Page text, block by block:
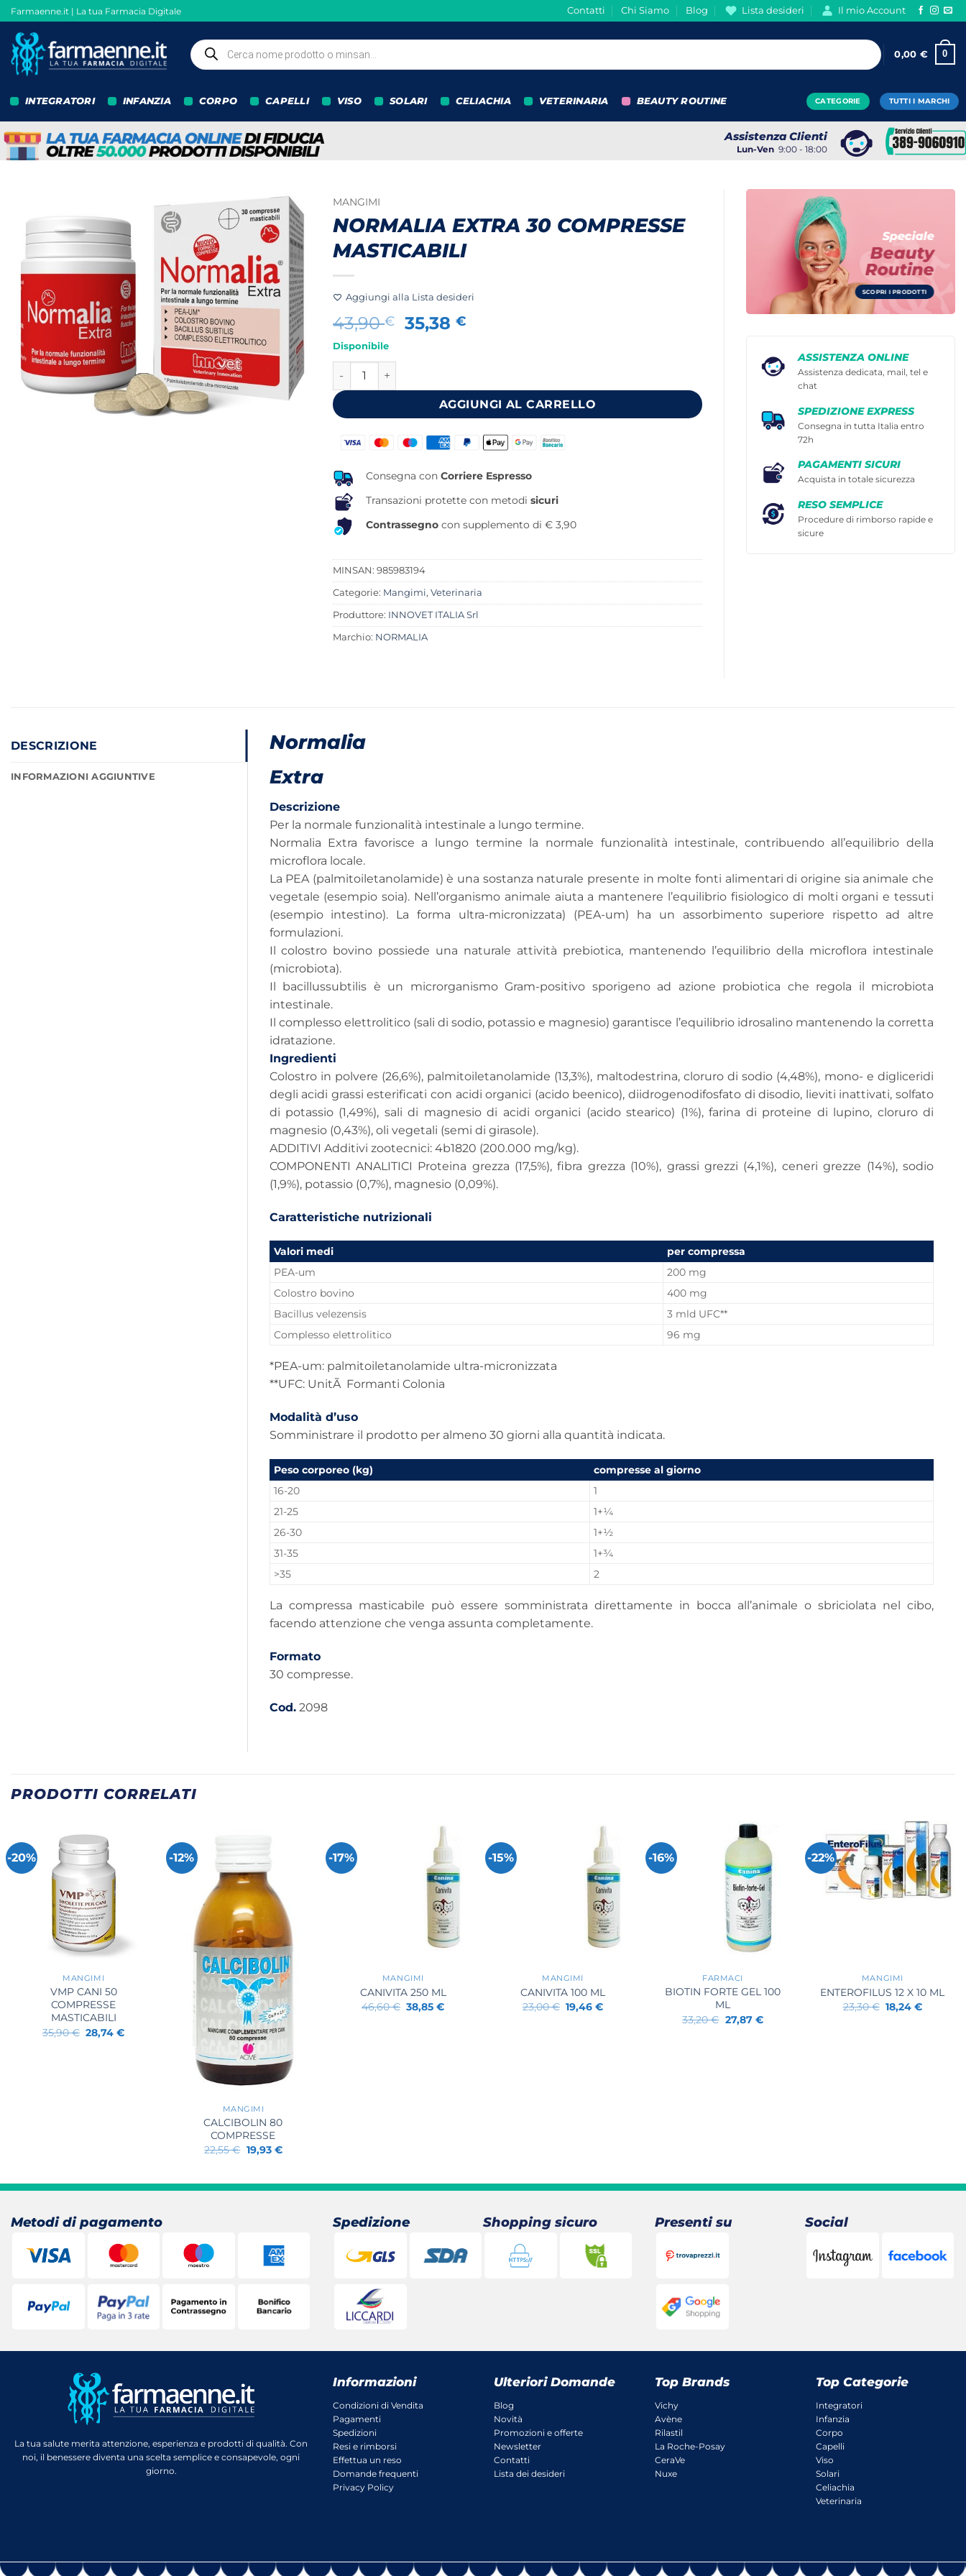
Salta
ai
contenuti
Farmaenne.it | La tua Farmacia Digitale Contatti Chi Siamo Blog Lista desideri Il mio Account
Ricerca
prodotti
0,00 € 0
INTEGRATORI INFANZIA CORPO CAPELLI VISO SOLARI CELIACHIA VETERINARIA BEAUTY ROUTINE CATEGORIE TUTTI I MARCHI
Assistenza Clienti
Lun-Ven 9:00 - 18:00
MANGIMI
NORMALIA EXTRA 30 COMPRESSE
MASTICABILI
Aggiungi alla Lista desideri
43,90€
Il
43,90 €.
35,38€
35,38 €.
Disponibile
NORMALIA EXTRA 30 COMPRESSE MASTICABILI quantità
AGGIUNGI AL CARRELLO
Consegna con Corriere Espresso
Transazioni protette con metodi sicuri
Contrassegno con supplemento di € 3,90
MINSAN: 985983194
Categorie: Mangimi, Veterinaria
Produttore: INNOVET ITALIA Srl
Marchio: NORMALIA
Speciale
Beauty
Routine
SCOPRI I PRODOTTI
ASSISTENZA ONLINE
Assistenza dedicata, mail, tel e
chat
SPEDIZIONE EXPRESS
Consegna in tutta Italia entro
72h
PAGAMENTI SICURI
Acquista in totale sicurezza
RESO SEMPLICE
Procedure di rimborso rapide e
sicure
DESCRIZIONE
INFORMAZIONI AGGIUNTIVE
Normalia
Extra
Descrizione
Per la normale funzionalità intestinale a lungo termine.
Normalia Extra favorisce a lungo termine la normale funzionalità intestinale, contribuendo all’equilibrio della
microflora locale.
La PEA (palmitoiletanolamide) è una sostanza naturale presente in molte fonti alimentari di origine sia animale che
vegetale (esempio soia). Nell’organismo animale aiuta a mantenere l’equilibrio fisiologico di molti organi e tessuti
(esempio intestino). La forma ultra-micronizzata) (PEA-um) ha un assorbimento superiore rispetto ad altre
formulazioni.
Il colostro bovino possiede una naturale attività prebiotica, mantenendo l’equilibrio della microflora intestinale
(microbiota).
Il bacillussubtilis è un microrganismo Gram-positivo sporigeno ad azione probiotica che regola il microbiota
intestinale.
Il complesso elettrolitico (sali di sodio, potassio e magnesio) garantisce l’equilibrio idrosalino mantenendo la corretta
idratazione.
Ingredienti
Colostro in polvere (26,6%), palmitoiletanolamide (13,3%), maltodestrina, cloruro di sodio (4,48%), mono- e digliceridi
degli acidi grassi esterificati con acidi organici (acido beenico), diidrogenodifosfato di disodio, lieviti inattivati, solfato
di potassio (1,49%), sali di magnesio di acidi organici (acido stearico) (1%), farina di proteine di lupino, cloruro di
magnesio (0,43%), oli vegetali (semi di girasole).
ADDITIVI Additivi zootecnici: 4b1820 (200.000 mg/kg).
COMPONENTI ANALITICI Proteina grezza (17,5%), fibra grezza (10%), grassi grezzi (4,1%), ceneri grezze (14%), sodio
(1,9%), potassio (0,7%), magnesio (0,09%).
Caratteristiche nutrizionali
Valori medi
per compressa
PEA-um
200 mg
Colostro bovino
400 mg
Bacillus velezensis
3 mld UFC**
Complesso elettrolitico
96 mg
*PEA-um: palmitoiletanolamide ultra-micronizzata
**UFC: UnitÃ Formanti Colonia
Modalità d’uso
Somministrare il prodotto per almeno 30 giorni alla quantità indicata.
Peso corporeo (kg)
compresse al giorno
16-20
1
21-25
1+¼
26-30
1+½
31-35
1+¾
>35
2
La compressa masticabile può essere somministrata direttamente in bocca all’animale o sbriciolata nel cibo,
facendo attenzione che venga assunta completamente.
Formato
30 compresse.
Cod.2098
PRODOTTI CORRELATI
-20%
MANGIMI
VMP CANI 50
COMPRESSE
MASTICABILI
35,90€ Il
prezzo
28,74€Il
-12%
MANGIMI
CALCIBOLIN 80
COMPRESSE
22,55€ Il
prezzo
22,55 €.
19,93 €Il
19,93 €.
-17%
MANGIMI
CANIVITA 250 ML
46,60€ Il
prezzo
38,85€Il
-15%
MANGIMI
CANIVITA 100 ML
23,00€ Il
prezzo
19,46€Il
-16%
FARMACI
BIOTIN FORTE GEL 100
ML
33,20€ Il
prezzo
27,87 €Il
-22%
MANGIMI
ENTEROFILUS 12 X 10 ML
23,30€ Il
prezzo
18,24 €Il
Metodi di pagamento Spedizione Shopping sicuro Presenti su Social
La tua salute merita attenzione, esperienza e prodotti di qualità. Con
noi, il benessere diventa una scelta semplice e consapevole, ogni
giorno.
Informazioni
Condizioni di Vendita
Pagamenti
Spedizioni
Resi e rimborsi
Effettua un reso
Domande frequenti
Privacy Policy
Ulteriori Domande
Blog
Novità
Promozioni e offerte
Newsletter
Contatti
Lista dei desideri
Top Brands
Vichy
Avène
Rilastil
La Roche-Posay
CeraVe
Nuxe
Top Categorie
Integratori
Infanzia
Corpo
Capelli
Viso
Solari
Celiachia
Veterinaria